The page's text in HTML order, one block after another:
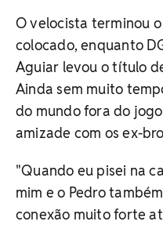
O velocista terminou
colocado, enquanto
Aguiar levou o título
Ainda sem muito
do mundo fora do
amizade com os ex-
"Quando eu pisei na
mim e o Pedro
conexão muito forte